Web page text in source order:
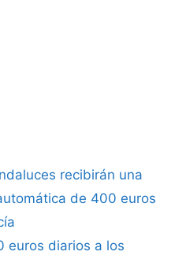
recibirán una
de 400 euros
euros diarios a los